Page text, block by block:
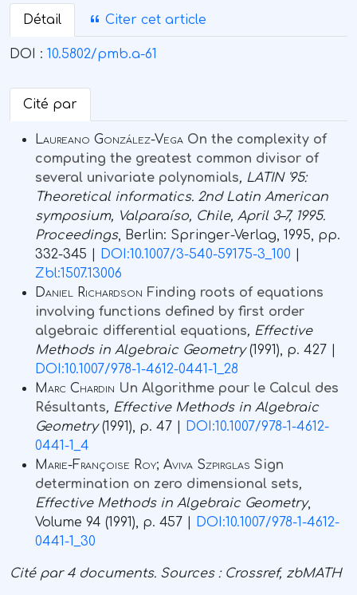
Détail Citer cet article
DOI : 10.5802/pmb.a-61
Cité par
Laureano González-Vega On the complexity of
computing the greatest common divisor of
several univariate polynomials, LATIN '95:
Theoretical informatics. 2nd Latin American
symposium, Valparaíso, Chile, April 3–7, 1995.
Proceedings, Berlin: Springer-Verlag, 1995, pp.
332-345 |
DOI:10.1007/3-540-59175-3_100
Zbl:1507.13006
Daniel Richardson Finding roots of equations
involving functions defined by first order
algebraic differential equations, Effective
Methods in Algebraic Geometry(1991), p. 427 |
DOI:10.1007/978-1-4612-0441-1_28
Marc Chardin Un Algorithme pour le Calcul des
Résultants, Effective Methods in Algebraic
Geometry(1991), p. 47 |
DOI:10.1007/978-1-4612-
0441-1_4
Marie-Françoise Roy; Aviva Szpirglas Sign
determination on zero dimensional sets,
Effective Methods in Algebraic Geometry,
Volume 94 (1991), p. 457 |
DOI:10.1007/978-1-4612-
0441-1_30
Cité par 4 documents. Sources : Crossref, zbMATH